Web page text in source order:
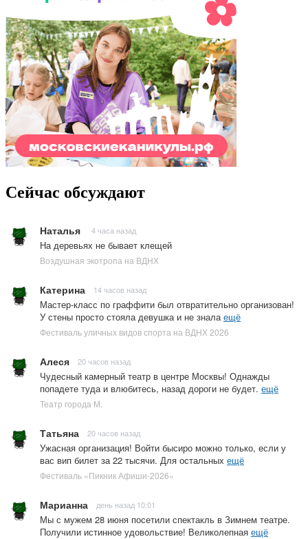
Сейчас обсуждают
Наталья 4 часа назад
На деревьях не бывает клещей
Воздушная экотропа на ВДНХ
Катерина 14 часов назад
Мастер-класс по граффити был отвратительно организован!
У стены просто стояла девушка и не зналаещё
Фестиваль уличных видов спорта на ВДНХ 2026
Алеся 20 часов назад
Чудесный камерный театр в центре Москвы! Однажды
попадете туда и влюбитесь, назад дороги не будет. ещё
Театр города М.
Татьяна 20 часов назад
Ужасная организация! Войти бысиро можно только, если у
вас вип билет за 22 тысячи. Для остальных ещё
Фестиваль «Пикник Афиши-2026»
Марианна день назад 10:01
Мы с мужем 28 июня посетили спектакль в Зимнем театре.
Получили истинное удовольствие! Великолепная ещё